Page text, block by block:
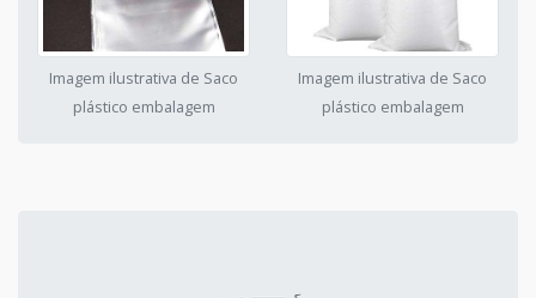
Imagem ilustrativa de Saco
plástico embalagem
Imagem ilustrativa de Saco
plástico embalagem